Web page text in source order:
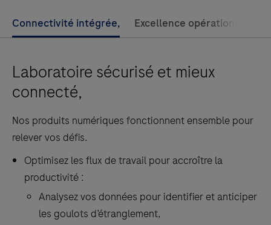
the
Analytics
platform
to
operational
insights
customers
Connectivité intégrée, Excellence opérationnelle
Laboratoire sécurisé et mieux
connecté,
Nos produits numériques fonctionnent ensemble pour
relever vos défis.
Optimisez les flux de travail pour accroître la
productivité :
Analysez vos données pour identifier et anticiper
les goulots d’étranglement,